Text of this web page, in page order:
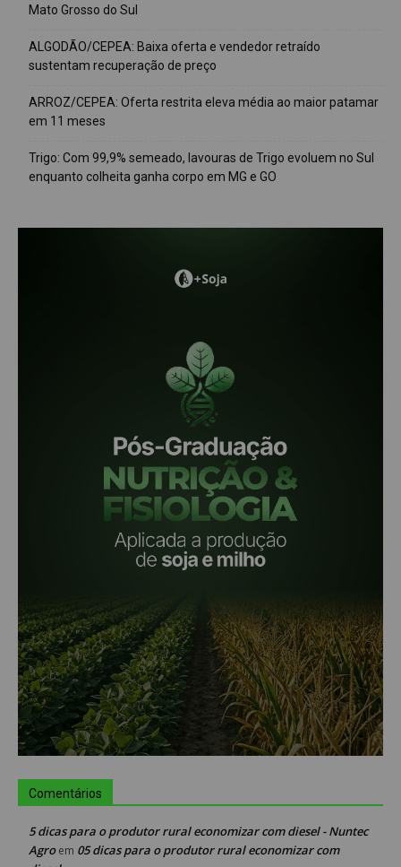
Mato Grosso do Sul
ALGODÃO/CEPEA: Baixa oferta e vendedor retraído
sustentam recuperação de preço
ARROZ/CEPEA: Oferta restrita eleva média ao maior patamar
em 11 meses
Trigo: Com 99,9% semeado, lavouras de Trigo evoluem no Sul
enquanto colheita ganha corpo em MG e GO
Comentários
5 dicas para o produtor rural economizar com diesel - Nuntec
Agroem 05 dicas para o produtor rural economizar com